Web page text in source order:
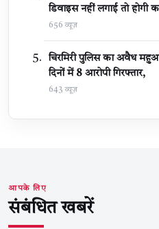
डिवाइस नहीं लगाई तो होगी
656 व्यूज़
चिरमिरी पुलिस का अवैध महुआ
दिनों में 8 आरोपी गिरफ्तार,
643 व्यूज़
आपके लिए
संबंधित खबरें